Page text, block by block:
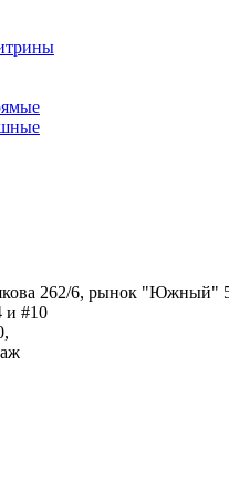
262/6, рынок "Южный"
и #10